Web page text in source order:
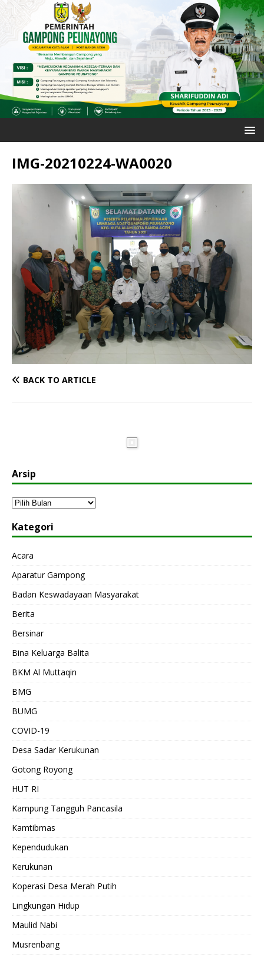
IMG-20210224-WA0020
BACK TO ARTICLE
Arsip
Kategori
Acara
Aparatur Gampong
Badan Keswadayaan Masyarakat
Berita
Bersinar
Bina Keluarga Balita
BKM Al Muttaqin
BMG
BUMG
COVID-19
Desa Sadar Kerukunan
Gotong Royong
HUT RI
Kampung Tangguh Pancasila
Kamtibmas
Kependudukan
Kerukunan
Koperasi Desa Merah Putih
Lingkungan Hidup
Maulid Nabi
Musrenbang